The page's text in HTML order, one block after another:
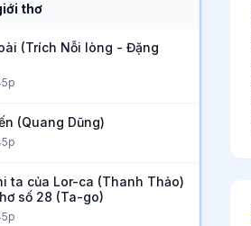
thơ
(Trích Nỗi lòng - Đặng
(Quang Dũng)
ta của Lor-ca (Thanh Thảo)
số 28 (Ta-go)